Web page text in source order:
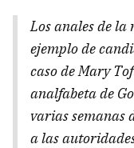
Los anales de
ejemplo de
caso de Mary
analfabeta de
varias semanas
a las